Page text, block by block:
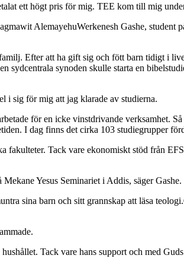
ett högt pris för mig. TEE kom till mig
Werkenesh Gashe, student
Efter att ha gift sig och fött barn tidigt i
synoden skulle starta en
i sig för mig att jag klarade av studierna.
för en icke vinstdrivande verksamhet.
I dag finns det cirka 103 studiegrupper
Tack vare ekonomiskt stöd från
Yesus Seminariet i Addis, säger Gashe.
Tack vare hans support och med